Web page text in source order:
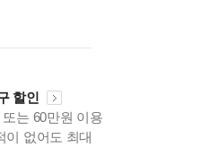
할인
는 60만원 이용
이 없어도 최대